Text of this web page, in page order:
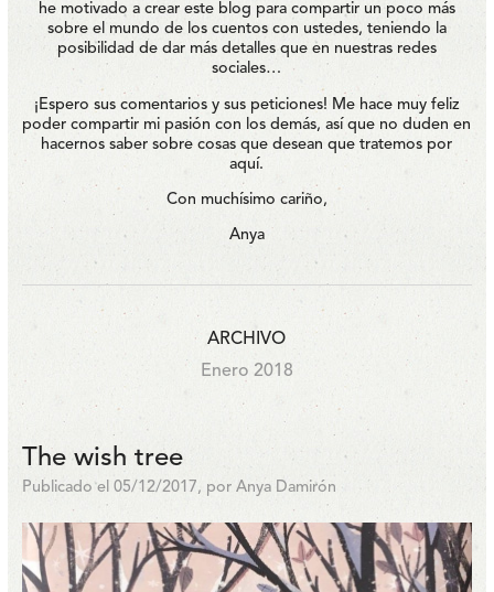
he motivado a crear este blog para compartir un poco más
sobre el mundo de los cuentos con ustedes, teniendo la
posibilidad de dar más detalles que en nuestras redes
sociales…
¡Espero sus comentarios y sus peticiones! Me hace muy feliz
poder compartir mi pasión con los demás, así que no duden en
hacernos saber sobre cosas que desean que tratemos por
aquí.
Con muchísimo cariño,
Anya
ARCHIVO
Enero 2018
The wish tree
Publicado el 05/12/2017, por Anya Damirón